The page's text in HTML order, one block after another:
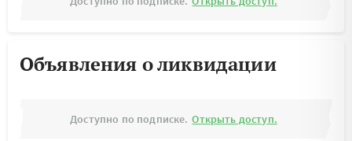
Объявления о ликвидации
Доступно по подписке. Открыть доступ.